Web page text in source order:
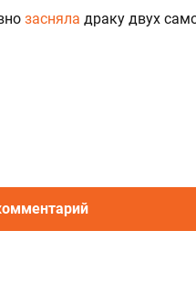
засняла драку двух